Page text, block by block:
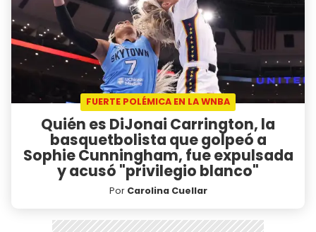
FUERTE POLÉMICA EN LA WNBA
Quién es DiJonai Carrington, la
basquetbolista que golpeó a
Sophie Cunningham, fue expulsada
y acusó "privilegio blanco"
Por Carolina Cuellar